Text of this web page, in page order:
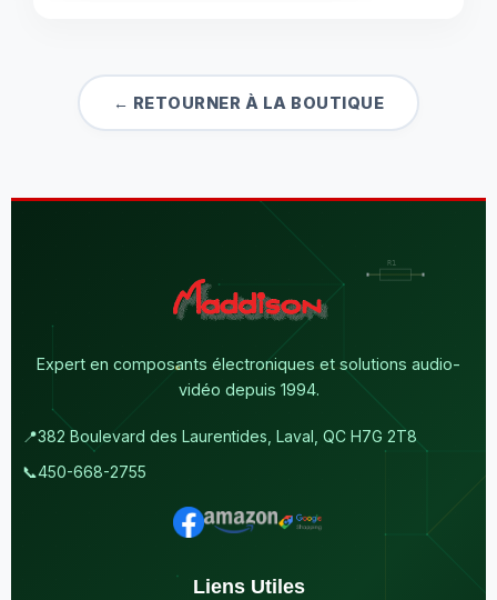
← RETOURNER À LA BOUTIQUE
Expert en composants électroniques et solutions audio-
vidéo depuis 1994.
📍382 Boulevard des Laurentides, Laval, QC H7G 2T8
📞450-668-2755
Liens Utiles